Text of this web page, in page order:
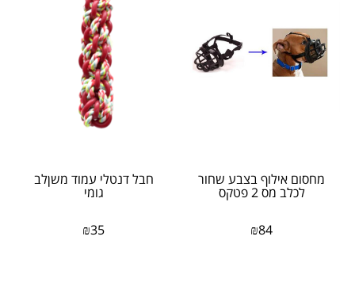
מחסום אילוף בצבע שחור
לכלב מס 2 פטקס
₪84
חבל דנטלי עמוד משןלב
גומי
₪35